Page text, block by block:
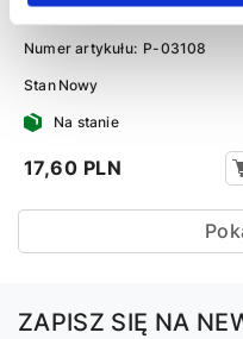
Numer artykułu: P-03108
Stan Nowy
Na stanie
17,60 PLN
ZAPISZ SIĘ NA